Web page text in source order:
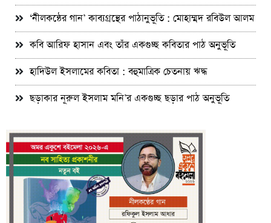
‘নীলকন্ঠের গান’ কাব্যগ্রন্থের পাঠানুভূতি : মোহাম্মদ রবিউল আলম
কবি আরিফ হাসান এবং তাঁর একগুচ্ছ কবিতার পাঠ অনুভূতি
হাদিউল ইসলামের কবিতা : বহুমাত্রিক চেতনায় ঋদ্ধ
ছড়াকার নূরুল ইসলাম মনি’র একগুচ্ছ ছড়ার পাঠ অনুভূতি